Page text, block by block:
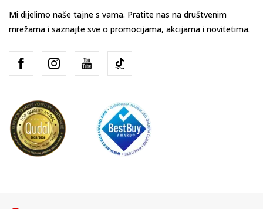
Mi dijelimo naše tajne s vama. Pratite nas na društvenim
mrežama i saznajte sve o promocijama, akcijama i novitetima.